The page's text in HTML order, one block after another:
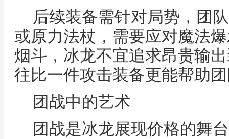
后续装备需针对局势，团
或原力法杖，需要应对魔法
烟斗，冰龙不宜追求昂贵输
往比一件攻击装备更能帮助
团战中的艺术
团战是冰龙展现价格的舞